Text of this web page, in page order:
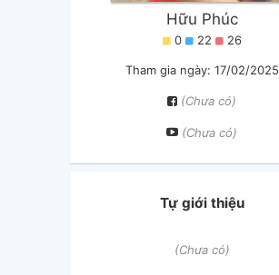
Hữu Phúc
0 22 26
Tham gia ngày: 17/02/2025
(Chưa có)
(Chưa có)
Tự giới thiệu
(Chưa có)